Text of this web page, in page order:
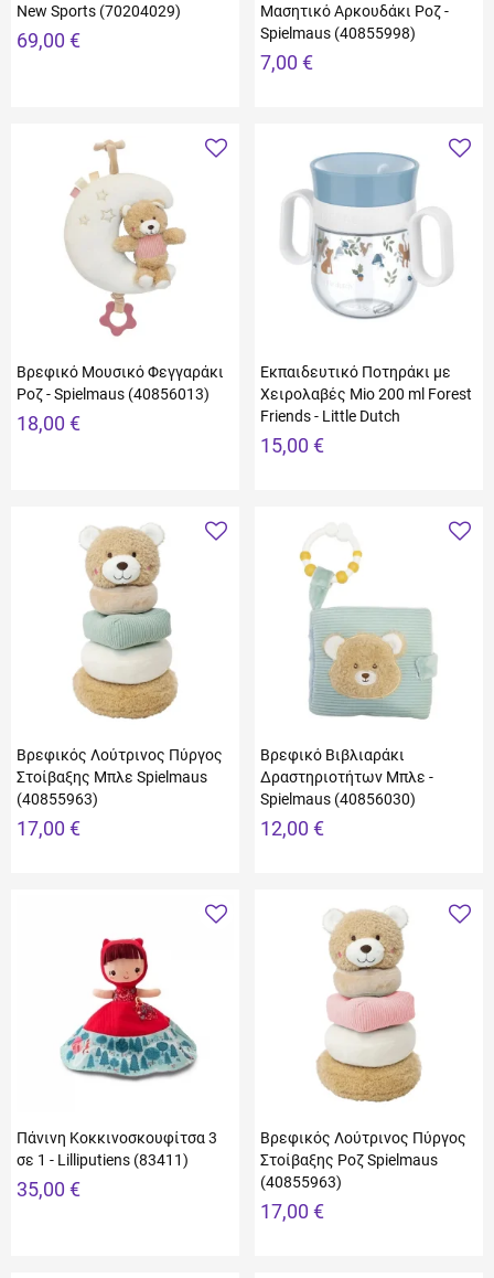
New Sports (70204029)
69,00 €
Μασητικό Αρκουδάκι Ροζ -
Spielmaus (40855998)
7,00 €
Βρεφικό Μουσικό Φεγγαράκι
Ροζ - Spielmaus (40856013)
18,00 €
Εκπαιδευτικό Ποτηράκι με
Χειρολαβές Mio 200 ml Forest
Friends - Little Dutch
15,00 €
Βρεφικός Λούτρινος Πύργος
Στοίβαξης Μπλε Spielmaus
(40855963)
17,00 €
Βρεφικό Βιβλιαράκι
Δραστηριοτήτων Μπλε -
Spielmaus (40856030)
12,00 €
Πάνινη Κοκκινοσκουφίτσα 3
σε 1 - Lilliputiens (83411)
35,00 €
Βρεφικός Λούτρινος Πύργος
Στοίβαξης Ροζ Spielmaus
(40855963)
17,00 €